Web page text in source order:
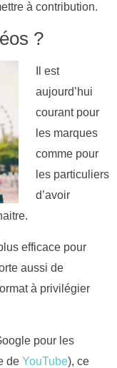
à contribution.
?
Il est
aujourd’hui
courant pour
les marques
comme pour
les particuliers
d’avoir
efficace pour
aussi de
à privilégier
pour les
de YouTube), ce